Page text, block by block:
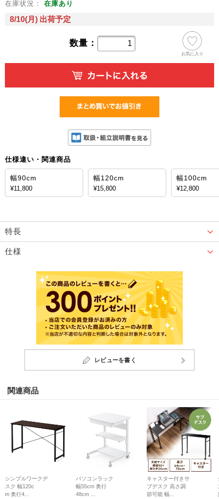
在庫状況： 在庫あり
8/10(月) 出荷予定
数量：
お気に入り
仕様違い・関連商品
幅90cm
¥11,800
幅120cm
¥15,800
幅100cm
¥12,800
特長
仕様
レビューを書く
関連商品
シンプルワークデ
スク 幅120c
m 奥行4...
パソコンラック
幅55cm 奥行
48cm ...
キャスター付きサ
ブデスク 高さ調
節可能 幅...